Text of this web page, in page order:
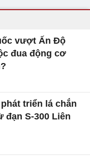
vượt Ấn Độ
đua động cơ
triển lá chắn
đạn S-300 Liên